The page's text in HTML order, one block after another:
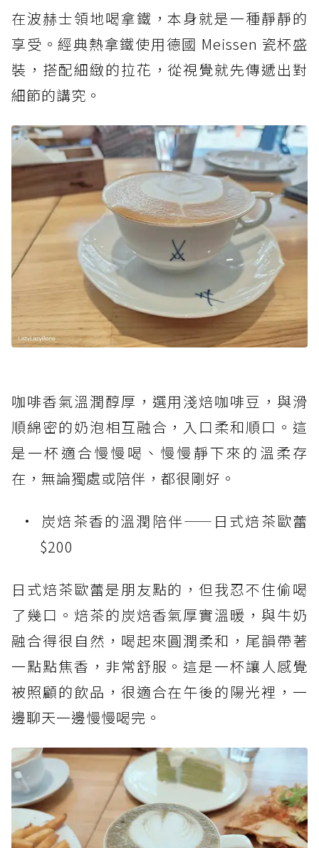
在波赫士領地喝拿鐵，本身就是一種靜靜的
享受。經典熱拿鐵使用德國 Meissen 瓷杯盛
裝，搭配細緻的拉花，從視覺就先傳遞出對
細節的講究。
咖啡香氣溫潤醇厚，選用淺焙咖啡豆，與滑
順綿密的奶泡相互融合，入口柔和順口。這
是一杯適合慢慢喝、慢慢靜下來的溫柔存
在，無論獨處或陪伴，都很剛好。
炭焙茶香的溫潤陪伴——日式焙茶歐蕾
$200
日式焙茶歐蕾是朋友點的，但我忍不住偷喝
了幾口。焙茶的炭焙香氣厚實溫暖，與牛奶
融合得很自然，喝起來圓潤柔和，尾韻帶著
一點點焦香，非常舒服。這是一杯讓人感覺
被照顧的飲品，很適合在午後的陽光裡，一
邊聊天一邊慢慢喝完。